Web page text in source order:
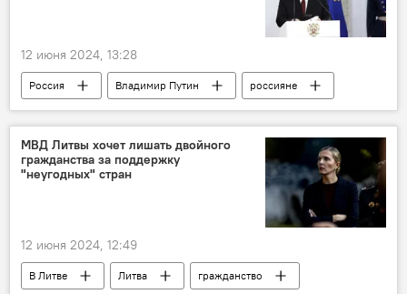
12 июня 2024, 13:28
Россия Владимир Путин
россияне
граждане России
поздравление
День России
Общество
МВД Литвы хочет лишать двойного
гражданства за поддержку
"неугодных" стран
12 июня 2024, 12:49
В Литве Литва
гражданство